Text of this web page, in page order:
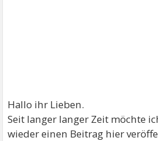
Hallo ihr Lieben.
Seit langer langer Zeit möchte
wieder einen Beitrag hier